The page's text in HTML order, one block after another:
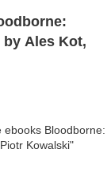
by Ales Kot,